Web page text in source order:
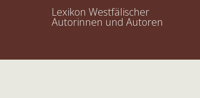
Lexikon Westfälischer
Autorinnen und Autoren